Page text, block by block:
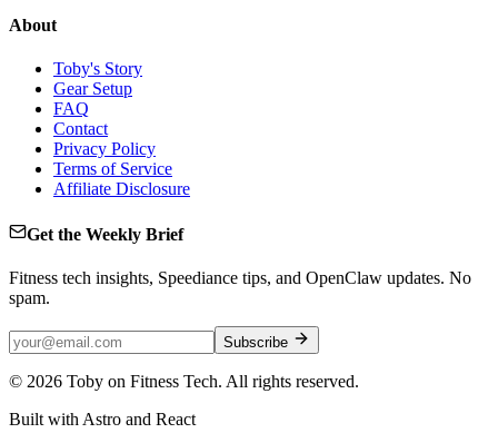
About
Toby's Story
Gear Setup
FAQ
Contact
Privacy Policy
Terms of Service
Affiliate Disclosure
Get the Weekly Brief
Fitness tech insights, Speediance tips, and OpenClaw updates. No
spam.
Subscribe
© 2026 Toby on Fitness Tech. All rights reserved.
Built with Astro and React